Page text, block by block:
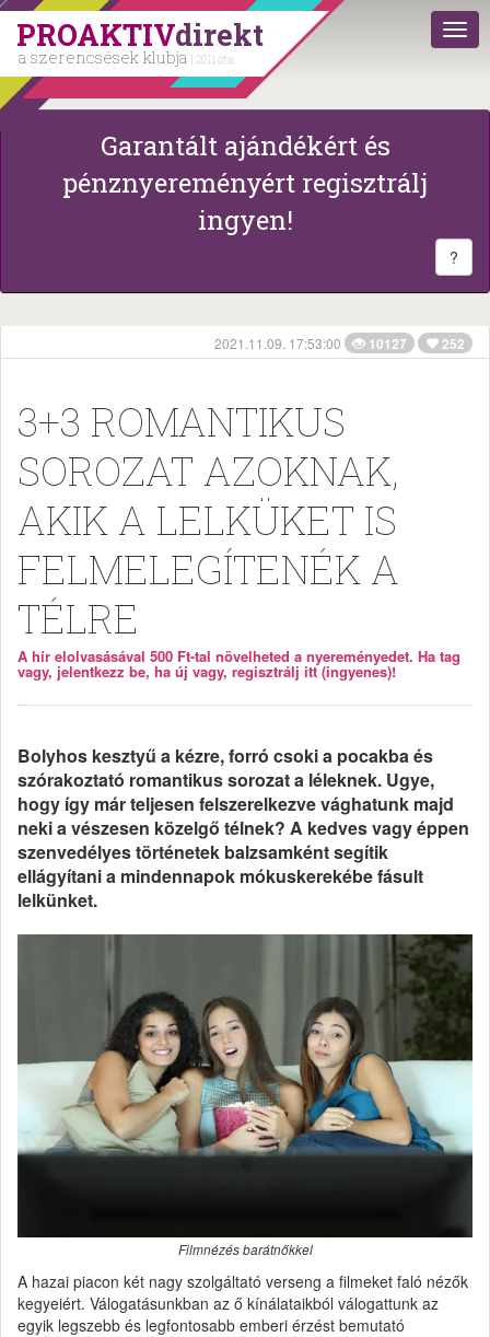
PROAKTIVdirekt
a szerencsések klubja | 2011 óta
Garantált ajándékért és
pénznyereményért regisztrálj
ingyen!
?
2021.11.09. 17:53:00 10127 252
3+3 ROMANTIKUS
SOROZAT AZOKNAK,
AKIK A LELKÜKET IS
FELMELEGÍTENÉK A
TÉLRE
A hír elolvasásával 500 Ft-tal növelheted a nyereményedet. Ha tag
vagy, jelentkezz be, ha új vagy, regisztrálj itt (ingyenes)!
Bolyhos kesztyű a kézre, forró csoki a pocakba és
szórakoztató romantikus sorozat a léleknek. Ugye,
hogy így már teljesen felszerelkezve vághatunk majd
neki a vészesen közelgő télnek? A kedves vagy éppen
szenvedélyes történetek balzsamként segítik
ellágyítani a mindennapok mókuskerekébe fásult
lelkünket.
Filmnézés barátnőkkel
A hazai piacon két nagy szolgáltató verseng a filmeket faló nézők
kegyeiért. Válogatásunkban az ő kínálataikból válogattunk az
egyik legszebb és legfontosabb emberi érzést bemutató